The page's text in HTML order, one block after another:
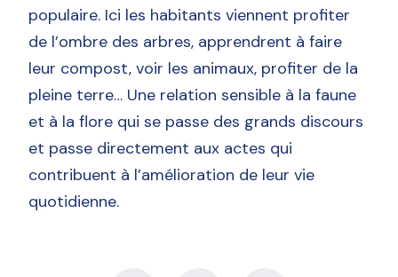
populaire. Ici les habitants viennent profiter
de l’ombre des arbres, apprendrent à faire
leur compost, voir les animaux, profiter de la
pleine terre… Une relation sensible à la faune
et à la flore qui se passe des grands discours
et passe directement aux actes qui
contribuent à l’amélioration de leur vie
quotidienne.